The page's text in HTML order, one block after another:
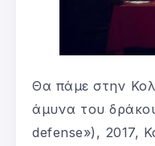
Θα πάμε στην
άμυνα του
defense»), 2017,